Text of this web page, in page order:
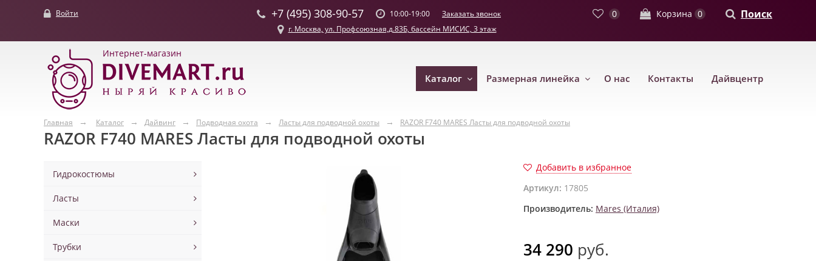
Войти +7 (495) 308-90-57 10:00-19:00 Заказать звонок 0 Корзина 0 Поиск
г. Москва, ул. Профсоюзная,д.83Б, бассейн МИСИС, 3 этаж
Интернет-магазин
Каталог Размерная линейка О нас Контакты Дайвцентр
Главная Каталог Дайвинг Подводная охота Ласты для подводной охоты RAZOR F740 MARES Ласты для подводной охоты
RAZOR F740 MARES Ласты для подводной охоты
Гидрокостюмы
Ласты
Маски
Трубки
Добавить в избранное
Артикул: 17805
Производитель: Mares (Италия)
34 290 руб.